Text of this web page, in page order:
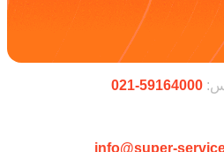
59164000-021
info@super-